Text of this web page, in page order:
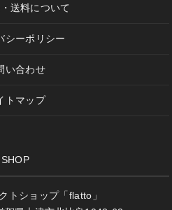
送料について
シーポリシー
い合わせ
トマップ
SHOP
トショップ「flatto」